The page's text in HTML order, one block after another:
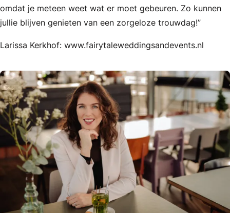
omdat je meteen weet wat er moet gebeuren. Zo kunnen
jullie blijven genieten van een zorgeloze trouwdag!”
Larissa Kerkhof: www.fairytaleweddingsandevents.nl